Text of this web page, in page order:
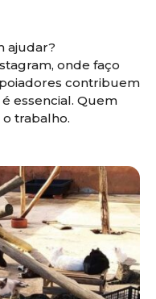
ajudar?
onde faço
contribuem
essencial. Quem
trabalho.